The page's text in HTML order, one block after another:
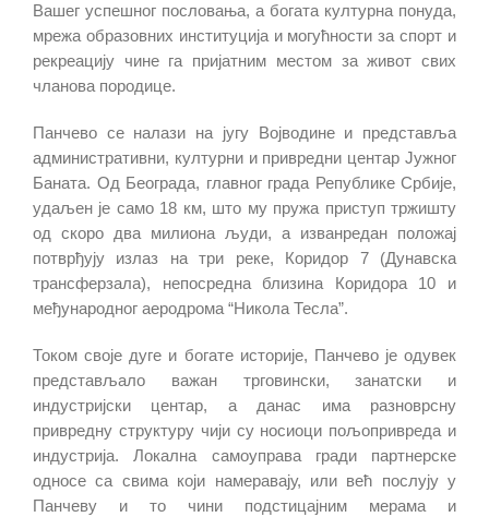
Вашег успешног пословања, а богата културна понуда,
мрежа образовних институција и могућности за спорт и
рекреацију чине га пријатним местом за живот свих
чланова породице.
Панчево се налази на југу Војводине и представља
административни, културни и привредни центар Јужног
Баната. Од Београда, главног града Републике Србије,
удаљен је само 18 км, што му пружа приступ тржишту
од скоро два милиона људи, а изванредан положај
потврђују излаз на три реке, Коридор 7 (Дунавска
трансферзала), непосредна близина Коридора 10 и
међународног аеродрома “Никола Тесла”.
Током своје дуге и богате историје, Панчево је одувек
представљало важан трговински, занатски и
индустријски центар, а данас има разноврсну
привредну структуру чији су носиоци пољопривреда и
индустрија. Локална самоуправа гради партнерске
односе са свима који намеравају, или већ послују у
Панчеву и то чини подстицајним мерама и